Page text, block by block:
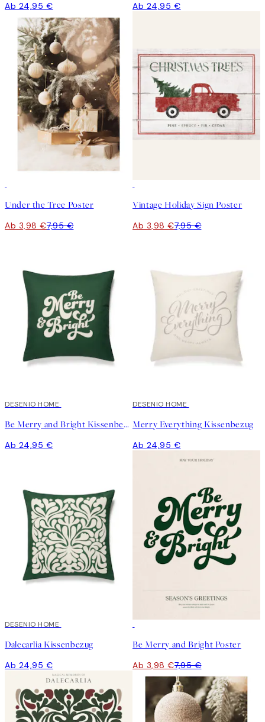
Ab 24,95 € Ab 24,95 €
Under the Tree Poster
Ab 3,98 €7,95 €
Vintage Holiday Sign Poster
Ab 3,98 €7,95 €
DESENIO HOME
Be Merry and Bright Kissenbezug
Ab 24,95 €
DESENIO HOME
Merry Everything Kissenbezug
Ab 24,95 €
DESENIO HOME
Dalecarlia Kissenbezug
Ab 24,95 €
Be Merry and Bright Poster
Ab 3,98 €7,95 €